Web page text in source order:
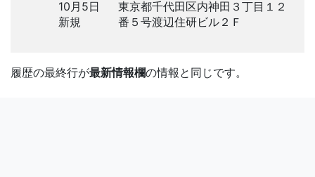
10月5日
新規
東京都千代田区内神田３丁目１２
番５号渡辺住研ビル２Ｆ
履歴の最終行が最新情報欄の情報と同じです。